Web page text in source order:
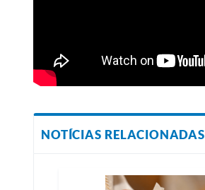
NOTÍCIAS RELACIONADAS